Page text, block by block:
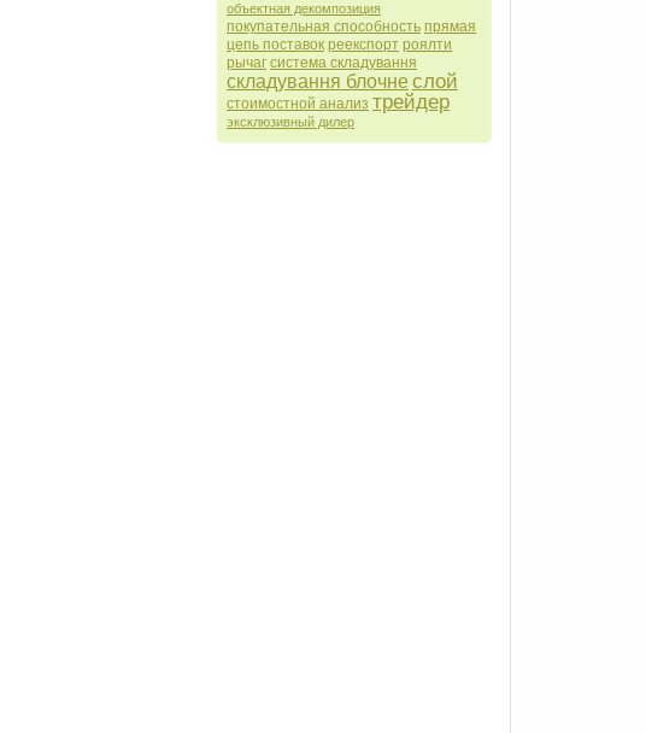
объектная декомпозиция
покупательная способность прямая
цепь поставок реекспорт роялти
рычаг система складування
складування блочнеслой
стоимостной анализ трейдер
эксклюзивный дилер